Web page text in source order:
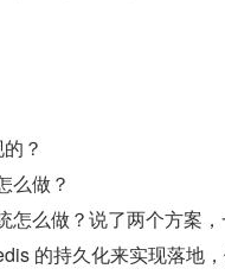
？
么做？
么做？说了两个方案
的持久化来实现落地